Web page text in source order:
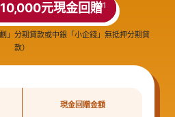
元現金回贈1
」分期貸款或中銀「小企錢」無抵押分期貸
款）
現金回贈金額